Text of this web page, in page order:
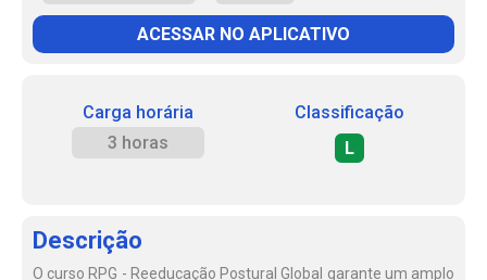
ACESSAR NO APLICATIVO
Carga horária
3 horas
Classificação
L
Descrição
O curso RPG - Reeducação Postural Global garante um amplo